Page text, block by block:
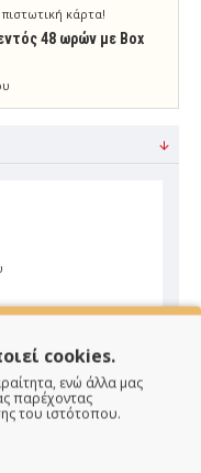
κάρτα!
48 ωρών με Box
cookies.
ενώ άλλα μας
παρέχοντας
του ιστότοπου.